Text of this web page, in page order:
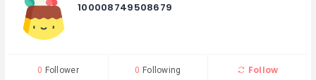
100008749508679
0 Follower 0 Following Follow